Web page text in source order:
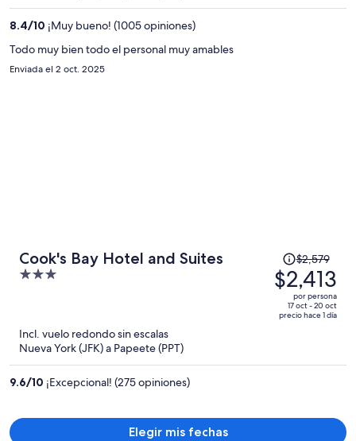
8.4/10 ¡Muy bueno! (1005 opiniones)
Todo muy bien todo el personal muy amables
Enviada el 2 oct. 2025
Cook's Bay Hotel and Suites
3
El
precio
era
de
$2,579
por
$2,579
$2,413
por persona
17 oct - 20 oct
precio hace 1 día
Incl. vuelo redondo sin escalas
Nueva York (JFK) a Papeete (PPT)
9.6/10 ¡Excepcional! (275 opiniones)
Elegir mis fechas